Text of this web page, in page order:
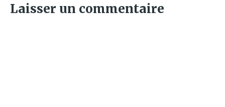
Laisser un commentaire